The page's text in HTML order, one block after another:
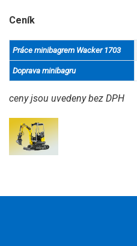
Ceník
Práce minibagrem Wacker 1703
Doprava minibagru
ceny jsou uvedeny bez DPH